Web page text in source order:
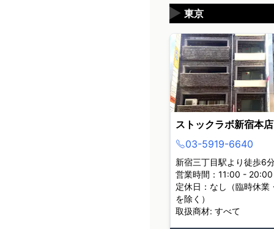
東京
▶
ストックラボ新宿本店
03-5919-6640
新宿三丁目駅より徒歩6
営業時間：11:00 - 20:00
定休日：なし（臨時休業
を除く）
取扱商材: すべて